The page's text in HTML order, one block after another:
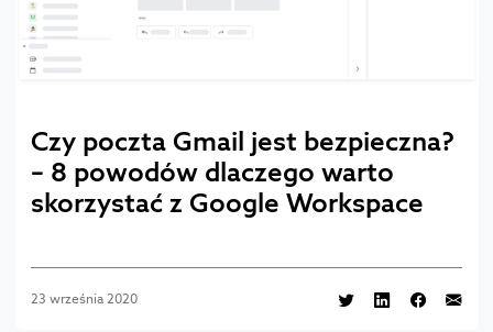
Czy poczta Gmail jest bezpieczna?
– 8 powodów dlaczego warto
skorzystać z Google Workspace
23 września 2020